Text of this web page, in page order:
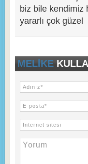
biz bile kendimiz
yararlı çok güzel
MELIKE